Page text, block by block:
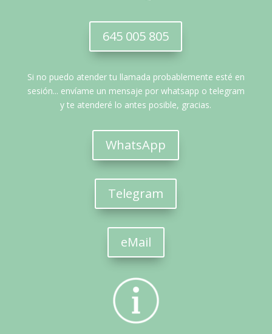
645 005 805
Si no puedo atender tu llamada probablemente esté en
sesión... envíame un mensaje por whatsapp o telegram
y te atenderé lo antes posible, gracias.
WhatsApp
Telegram
eMail